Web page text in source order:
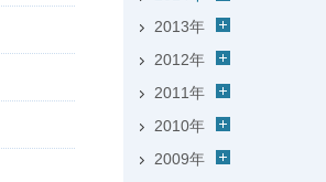
2013年
2012年
2011年
2010年
2009年